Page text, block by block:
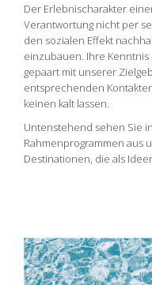
Der Erlebnischarakter
Verantwortung nicht per
den sozialen Effekt
einzubauen. Ihre
gepaart mit unserer
entsprechenden
keinen kalt lassen.
Untenstehend sehen Sie
Rahmenprogrammen aus
Destinationen, die als